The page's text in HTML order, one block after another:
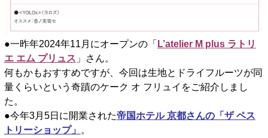
●一昨年2024年11月にオープンの「 L’atelier M plus ラトリ
エ エム プリュス 」さん。
何もかもおすすめですが、今回は生地とドライフルーツが同
量くらいという奇蹟のケーク オ フリュイをご紹介しまし
た。
●今年3月5日に開業された帝国ホテル 京都さんの「ザ ペス
トリーショップ」
。